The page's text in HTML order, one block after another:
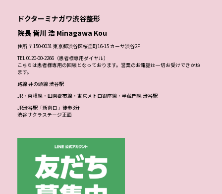
ドクターミナガワ渋谷整形
院長 皆川 浩 Minagawa Kou
住所 〒150-0031 東京都渋谷区桜丘町16-15 カーサ渋谷2F
TEL 0120-00-2266（患者様専用ダイヤル）
こちらは患者様専用の回線となっております。営業のお電話は一切お受けできかね
ます。
路線 井の頭線 渋谷駅
JR・東横線・田園都市線・東京メトロ銀座線・半蔵門線 渋谷駅
JR渋谷駅「新南口」徒歩3分
渋谷サクラステージ正面